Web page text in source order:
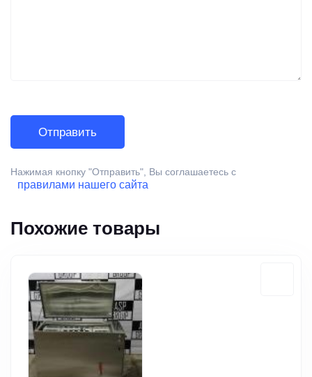
Нажимая кнопку "Отправить", Вы соглашаетесь с
правилами нашего сайта
Похожие товары